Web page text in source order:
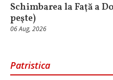
Schimbarea la Faţă a
peşte)
06 Aug, 2026
Patristica